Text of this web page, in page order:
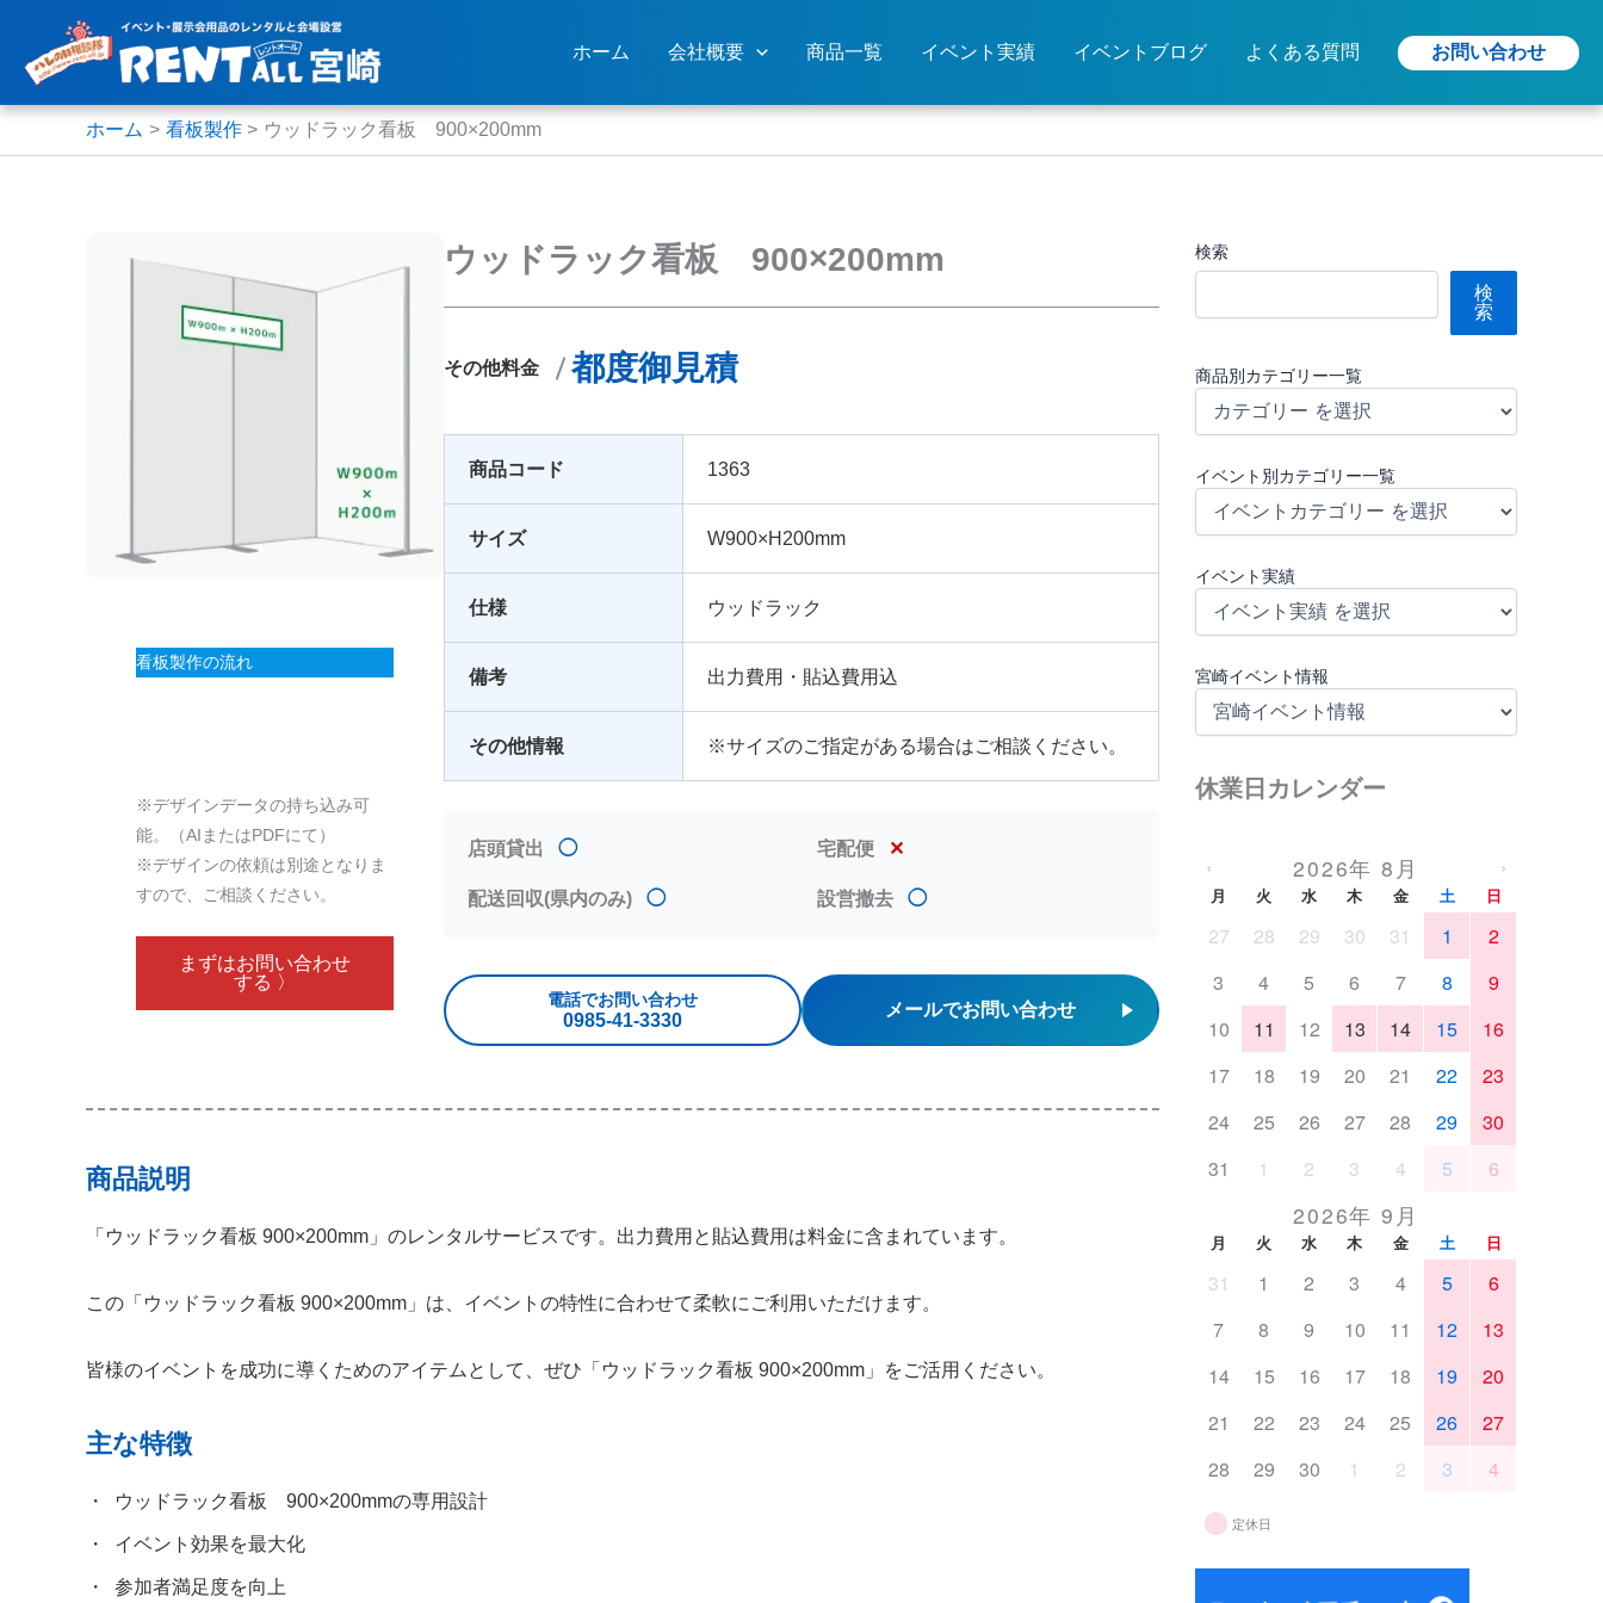
ス
ホーム 会社概要 商品一覧 イベント実績 イベントブログ よくある質問 お問い合わせ
ホーム 看板製作 ウッドラック看板 900×200mm
看板製作の流れ
※デザインデータの持ち込み可
能。（AIまたはPDFにて）
※デザインの依頼は別途となりま
すので、ご相談ください。
まずはお問い合わせ
する 〉
ウッドラック看板 900×200mm
その他料金 都度御見積
商品コード 1363
サイズ W900×H200mm
仕様 ウッドラック
備考 出力費用・貼込費用込
その他情報 ※サイズのご指定がある場合はご相談ください。
店頭貸出 ◯ 宅配便 ✕
配送回収(県内のみ) ◯ 設営撤去 ◯
電話でお問い合わせ
0985‐41‐3330 メールでお問い合わせ
商品説明
「ウッドラック看板 900×200mm」のレンタルサービスです。出力費用と貼込費用は料金に含まれています。
この「ウッドラック看板 900×200mm」は、イベントの特性に合わせて柔軟にご利用いただけます。
皆様のイベントを成功に導くためのアイテムとして、ぜひ「ウッドラック看板 900×200mm」をご活用ください。
主な特徴
ウッドラック看板 900×200mmの専用設計
イベント効果を最大化
参加者満足度を向上
検索
検
索
商品別カテゴリー一覧
イベント別カテゴリー一覧
イベント実績
宮崎イベント情報
休業日カレンダー
‹ 2026年 8月 ›
月 火 水 木 金 土 日
27 28 29 30 31 1
2
3
4 5 6 7 8
9
10
11 12 13 14 15
16
17
18 19 20 21 22
23
24
25 26 27 28 29
30
31
1 2 3 4 5 6
2026年 9月
月 火 水 木 金 土 日
31 1 2 3 4 5
6
7
8 9 10 11 12
13
14
15 16 17 18 19
20
21
22 23 24 25 26
27
28
29 30 1 2 3 4
定休日